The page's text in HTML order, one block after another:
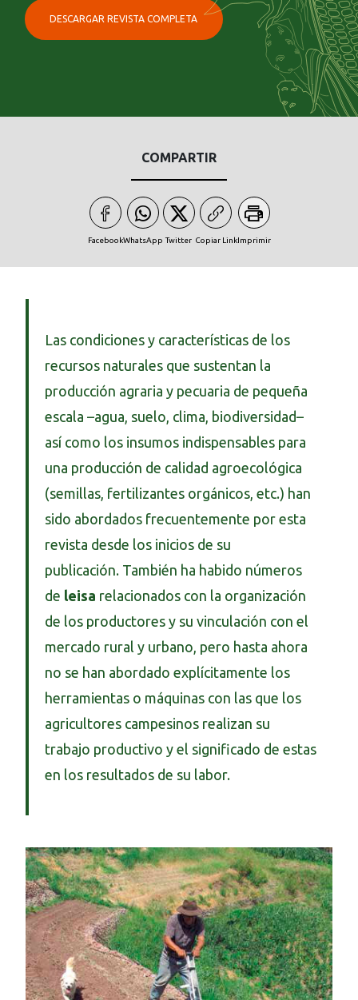
DESCARGAR REVISTA COMPLETA
COMPARTIR
FacebookWhatsApp Twitter Copiar LinkImprimir
Las condiciones y características de los
recursos naturales que sustentan la
producción agraria y pecuaria de pequeña
escala –agua, suelo, clima, biodiversidad–
así como los insumos indispensables para
una producción de calidad agroecológica
(semillas, fertilizantes orgánicos, etc.) han
sido abordados frecuentemente por esta
revista desde los inicios de su
publicación. También ha habido números
de leisa relacionados con la organización
de los productores y su vinculación con el
mercado rural y urbano, pero hasta ahora
no se han abordado explícitamente los
herramientas o máquinas con las que los
agricultores campesinos realizan su
trabajo productivo y el significado de estas
en los resultados de su labor.